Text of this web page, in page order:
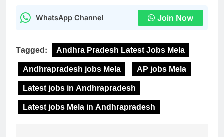
WhatsApp Channel Join Now
Tagged:
Andhra Pradesh Latest Jobs Mela
Andhrapradesh jobs Mela
AP jobs Mela
Latest jobs in Andhrapradesh
Latest jobs Mela in Andhrapradesh